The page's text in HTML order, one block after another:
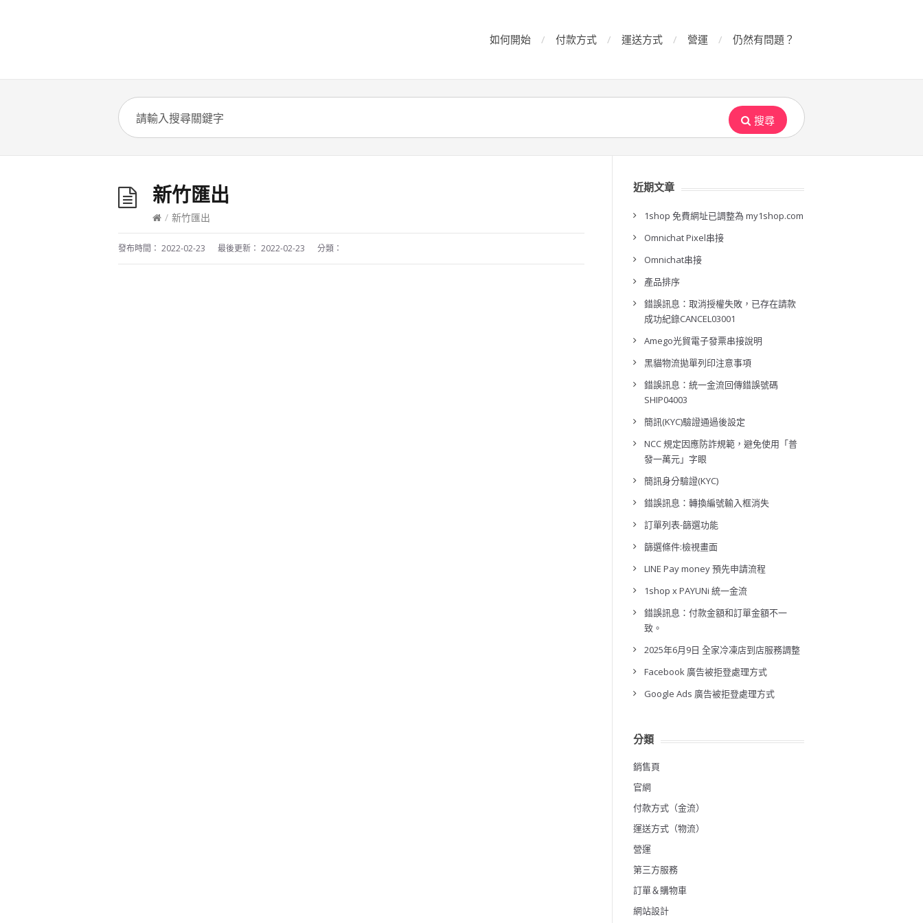
如何開始 付款方式 運送方式 營運 仍然有問題？
搜尋
新竹匯出
/ 新竹匯出
發布時間： 2022-02-23 最後更新： 2022-02-23 分類：
近期文章
1shop 免費網址已調整為 my1shop.com
Omnichat Pixel串接
Omnichat串接
產品排序
錯誤訊息：取消授權失敗，已存在請款
成功紀錄CANCEL03001
Amego光貿電子發票串接說明
黑貓物流拋單列印注意事項
錯誤訊息：統一金流回傳錯誤號碼
SHIP04003
簡訊(KYC)驗證通過後設定
NCC 規定因應防詐規範，避免使用「普
發一萬元」字眼
簡訊身分驗證(KYC)
錯誤訊息：轉換編號輸入框消失
訂單列表-篩選功能
篩選條件:檢視畫面
LINE Pay money 預先申請流程
1shop x PAYUNi 統一金流
錯誤訊息：付款金額和訂單金額不一
致。
2025年6月9日 全家冷凍店到店服務調整
Facebook 廣告被拒登處理方式
Google Ads 廣告被拒登處理方式
分類
銷售頁
官網
付款方式（金流）
運送方式（物流）
營運
第三方服務
訂單＆購物車
網站設計